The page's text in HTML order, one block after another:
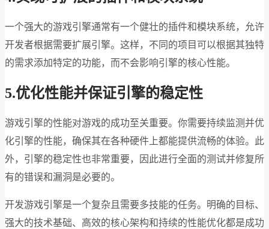
一个强大的游戏引擎通常有一个健壮的插件和模块系统，允许
开发者根据需要扩展引擎。这样，不同的项目可以根据其独特
的需求添加特定的功能，而不会影响引擎的核心性能。
5.优化性能并保证引擎的稳定性
游戏引擎的性能对游戏的成功至关重要。你需要持续监测并优
化引擎的性能，确保其在各种硬件上都能提供流畅的体验。此
外，引擎的稳定性也非常重要，因此进行全面的测试并修复所
有的错误和漏洞是必要的。
开发游戏引擎是一个复杂且需要多技能的任务。明确的目标、
强大的技术基础、高效的核心架构和持续的性能优化都是成功